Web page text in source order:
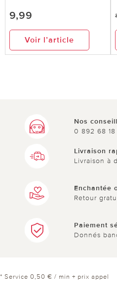
9,99
Voir l’article
Nos
0 892 68 18
Livraison
Livraison à
Enchantée
Retour
Paiement
Donnés
* Service 0,50 € / min + prix appel